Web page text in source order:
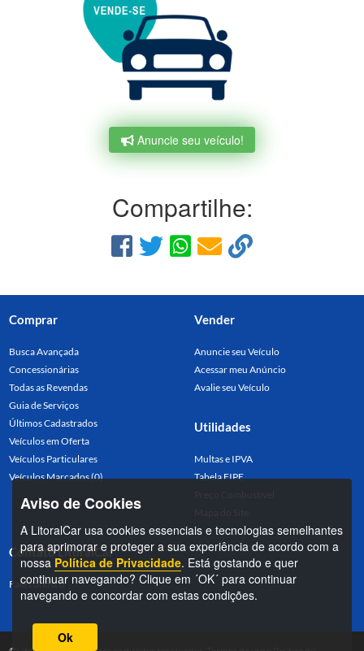
Anuncie seu veículo!
Compartilhe:
Comprar
Busca Avançada
Concessionárias
Todas as Revendas
Guia de Serviços
Últimos Cadastrados
Veículos em Oferta
Veículos Particulares
Veículos Marcados (0)
Vender
Anuncie seu Veículo
Acessar meu Anúncio
Avalie seu Veículo
Utilidades
Multas e IPVA
Tabela FIPE
Contato LitoralCar
Fale conosco
Aviso de Cookies
A LitoralCar usa cookies essenciais e tecnologias semelhantes
para aprimorar e proteger a sua experiência de acordo com a
nossa Política de Privacidade. Está gostando e quer
continuar navegando? Clique em ´OK´ para continuar
navegando e concordar com estas condições.
Ok